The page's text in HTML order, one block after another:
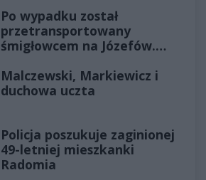
Po wypadku został
przetransportowany
śmigłowcem na Józefów.
Malczewski, Markiewicz i
duchowa uczta
Policja poszukuje zaginionej
49-letniej mieszkanki
Radomia